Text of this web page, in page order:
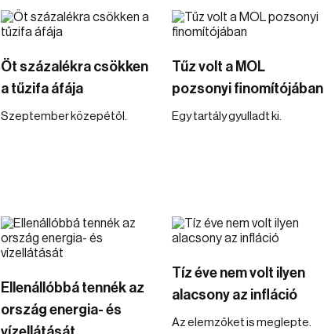
Öt százalékra csökken
a tűzifa áfája
Szeptember közepétől.
Tűz volt a MOL
pozsonyi finomítójában
Egy tartály gyulladt ki.
Ellenállóbbá tennék az
ország energia- és
Tíz éve nem volt ilyen
alacsony az infláció
Az elemzőket is meglepte.